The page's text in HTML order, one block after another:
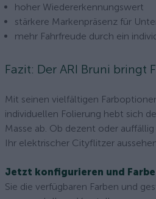
hoher Wiedererkennungswert
stärkere Markenpräsenz für
mehr Fahrfreude durch ein
Fazit: Der ARI Bruni bringt
Mit seinen vielfältigen
individuellen Folierung hebt sich
Masse ab. Ob dezent oder
Ihr elektrischer Cityflitzer
Jetzt konfigurieren und
Sie die verfügbaren Farben und